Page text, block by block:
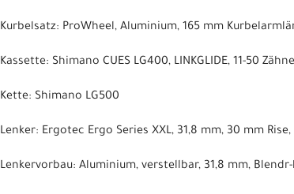
Kurbelsatz: ProWheel, Aluminium, 165 mm
Kassette: Shimano CUES LG400, LINKGLIDE, 11-50
Kette: Shimano LG500
Lenker: Ergotec Ergo Series XXL, 31,8 mm, 30 mm Rise,
Lenkervorbau: Aluminium, verstellbar, 31,8 mm,